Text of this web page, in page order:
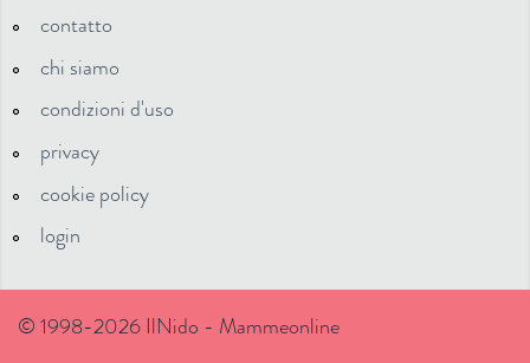
contatto
chi siamo
condizioni d'uso
privacy
cookie policy
login
© 1998-2026 IlNido - Mammeonline